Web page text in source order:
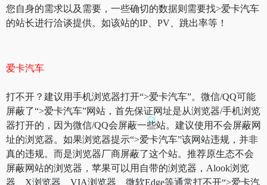
您自身的需求以及需要，一些确切的数据则需要找>爱卡汽车
的站长进行洽谈提供。如该站的IP、PV、跳出率等！
爱卡汽车
打不开？建议用手机浏览器打开“>爱卡汽车”。微信/QQ可能
屏蔽了“>爱卡汽车”网站，首先保证网址是从浏览器/手机浏览
器打开的，因为微信/QQ会屏蔽一些站。建议使用不会屏蔽网
址的浏览器。如果浏览器提示“>爱卡汽车”该网站违规，并非
真的违规。而是浏览器厂商屏蔽了这个站。推荐原生态不会
屏蔽网站的浏览器，苹果可以用自带的浏览器，Alook浏览
器、X浏览器、VIA浏览器、微软Edge等通常打不开“>爱卡汽